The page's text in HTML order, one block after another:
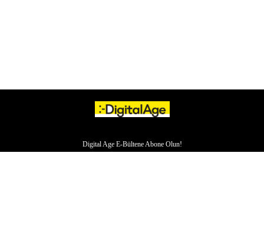
Digital Age E-Bültene Abone Olun!